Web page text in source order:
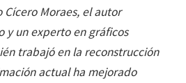
Cícero Moraes, el autor
y un experto en gráficos
trabajó en la reconstrucción
actual ha mejorado